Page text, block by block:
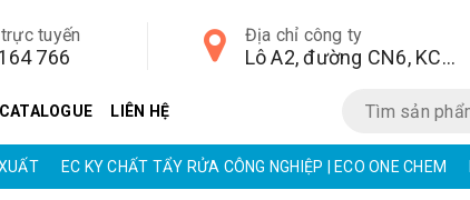
Địa chỉ công ty
Lô A2, đường CN6, KCN Từ Liêm, quận Bắc Từ Liêm, Hà Nội, Hà Nội,
tuyến
766
CATALOGUE LIÊN HỆ
EC KY CHẤT TẨY RỬA CÔNG NGHIỆP | ECO ONE CHEM